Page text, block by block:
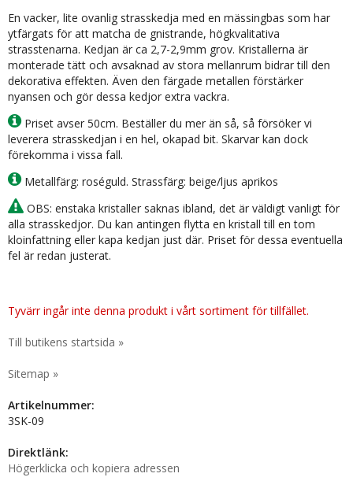
En vacker, lite ovanlig strasskedja med en mässingbas som har
ytfärgats för att matcha de gnistrande, högkvalitativa
strasstenarna. Kedjan är ca 2,7-2,9mm grov. Kristallerna är
monterade tätt och avsaknad av stora mellanrum bidrar till den
dekorativa effekten. Även den färgade metallen förstärker
nyansen och gör dessa kedjor extra vackra.
Priset avser 50cm. Beställer du mer än så, så försöker vi
leverera strasskedjan i en hel, okapad bit. Skarvar kan dock
förekomma i vissa fall.
Metallfärg: roséguld. Strassfärg: beige/ljus aprikos
OBS: enstaka kristaller saknas ibland, det är väldigt vanligt för
alla strasskedjor. Du kan antingen flytta en kristall till en tom
kloinfattning eller kapa kedjan just där. Priset för dessa eventuella
fel är redan justerat.
Tyvärr ingår inte denna produkt i vårt sortiment för tillfället.
Till butikens startsida »
Sitemap »
Artikelnummer:
3SK-09
Direktlänk:
Högerklicka och kopiera adressen